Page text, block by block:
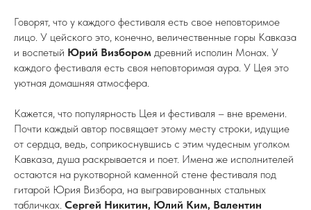
Говорят, что у каждого фестиваля есть свое неповторимое
лицо. У цейского это, конечно, величественные горы Кавказа
и воспетый Юрий Визбором древний исполин Монах. У
каждого фестиваля есть своя неповторимая аура. У Цея это
уютная домашняя атмосфера.
Кажется, что популярность Цея и фестиваля – вне времени.
Почти каждый автор посвящает этому месту строки, идущие
от сердца, ведь, соприкоснувшись с этим чудесным уголком
Кавказа, душа раскрывается и поет. Имена же исполнителей
остаются на рукотворной каменной стене фестиваля под
гитарой Юрия Визбора, на выгравированных стальных
табличках. Сергей Никитин, Юлий Ким, Валентин